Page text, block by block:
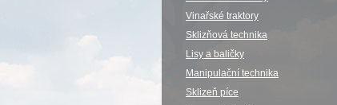
Vinařské traktory
Sklizňová technika
Lisy a baličky
Manipulační technika
Sklizeň píce